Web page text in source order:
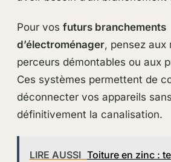
Pour vos futurs branchements
d’électroménager, pensez aux
perceurs démontables ou aux
Ces systèmes permettent de
déconnecter vos appareils
définitivement la canalisation.
LIRE AUSSI Toiture en zinc :